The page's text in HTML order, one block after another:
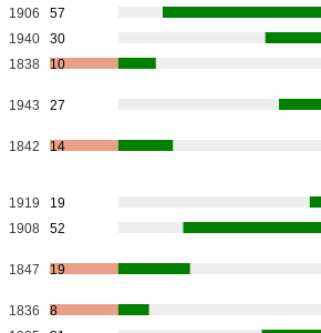
1906
57
1940
30
1838 10
1943 27
1842 14
1919
19
1908 52
1847 19
1836
8